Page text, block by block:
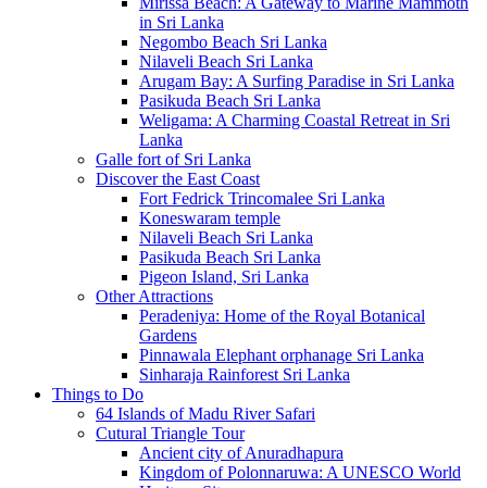
in Sri Lanka
Negombo Beach Sri Lanka
Nilaveli Beach Sri Lanka
Arugam Bay: A Surfing Paradise in Sri Lanka
Pasikuda Beach Sri Lanka
Weligama: A Charming Coastal Retreat in Sri
Lanka
Galle fort of Sri Lanka
Discover the East Coast
Fort Fedrick Trincomalee Sri Lanka
Koneswaram temple
Nilaveli Beach Sri Lanka
Pasikuda Beach Sri Lanka
Pigeon Island, Sri Lanka
Other Attractions
Peradeniya: Home of the Royal Botanical
Gardens
Pinnawala Elephant orphanage Sri Lanka
Sinharaja Rainforest Sri Lanka
Things to Do
64 Islands of Madu River Safari
Cutural Triangle Tour
Ancient city of Anuradhapura
Kingdom of Polonnaruwa: A UNESCO World